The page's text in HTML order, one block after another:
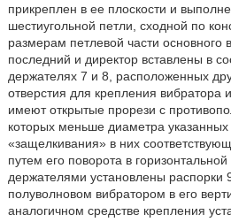
прикреплен в ее плоскости и
шестиугольной петли, сходной по
размерам петлевой части основного
последний и директор вставлены в
держателях 7 и 8, расположенных
отверстия для крепления вибратора
имеют открытые прорези с
которых меньше диаметра указанных
«защелкивания» в них
путем его поворота в
держателями установлены
полуволновом вибратором в его
аналогичном средстве крепления